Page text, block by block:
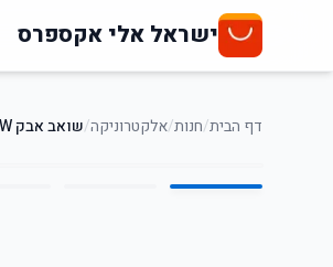
ישראל אלי אקספרס
דף הבית/חנות/אלקטרוניקה/שואב אבק 120W לניקוי אבק מניקור עם מסננים כפולים1
/